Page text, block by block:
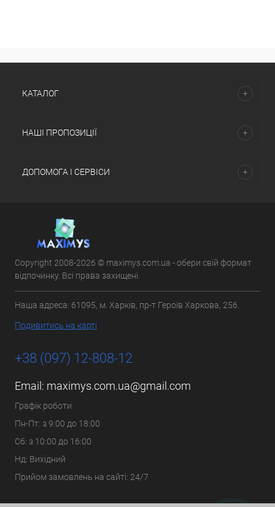
КАТАЛОГ
НАШІ ПРОПОЗИЦІЇ
ДОПОМОГА І СЕРВІСИ
Copyright 2008-2026 © maximys.com.ua - обери свій формат
відпочинку. Всі права захищені.
Наша адреса: 61095, м. Харків, пр-т Героїв Харкова, 256.
Подивитись на карті
+38 (097) 12-808-12
Email: maximys.com.ua@gmail.com
Графік роботи
Пн-Пт: з 9:00 до 18:00
Сб: з 10:00 до 16:00
Нд: Вихідний
Прийом замовлень на сайті: 24/7